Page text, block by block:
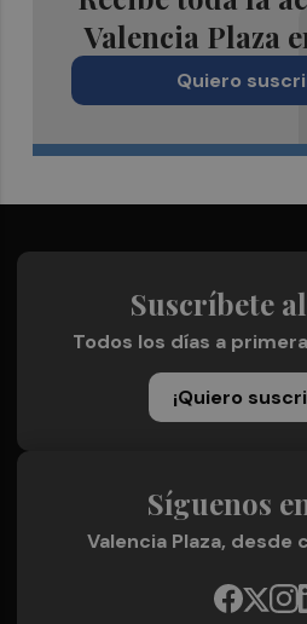
Valencia Plaza
Quiero
Suscríbete
Todos los días a
¡Quiero
Síguenos
Valencia Plaza, desde